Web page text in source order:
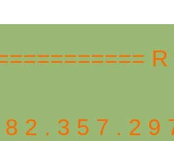
2 . 3 5 7 . 2 9